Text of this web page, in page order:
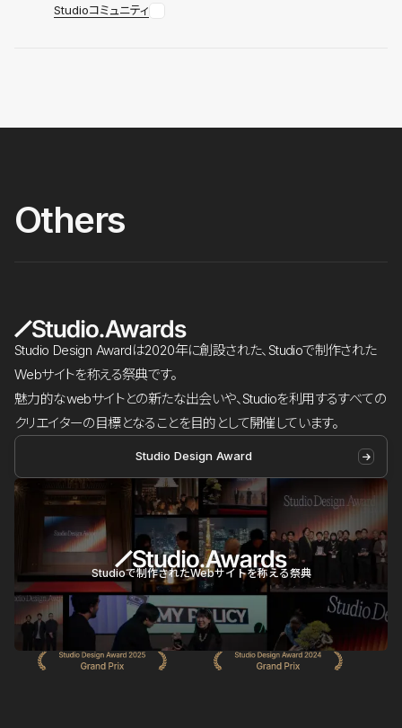
Studioコミュニティ
Others
Studio Design Awardは2020年に創設された、Studioで制作された
Webサイトを称える祭典です。
魅力的なwebサイトとの新たな出会いや、Studioを利用するすべての
クリエイターの目標となることを目的として開催しています。
Studio Design Award
Studioで制作されたWebサイトを称える祭典